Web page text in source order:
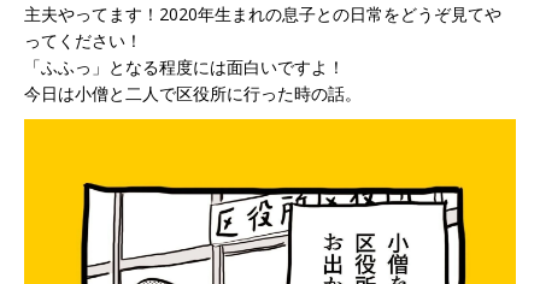
主夫やってます！2020年生まれの息子との日常をどうぞ見てや
ってください！
「ふふっ」となる程度には面白いですよ！
今日は小僧と二人で区役所に行った時の話。